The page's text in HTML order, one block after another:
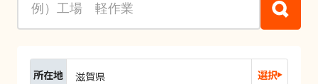
所在地 滋賀県 選択